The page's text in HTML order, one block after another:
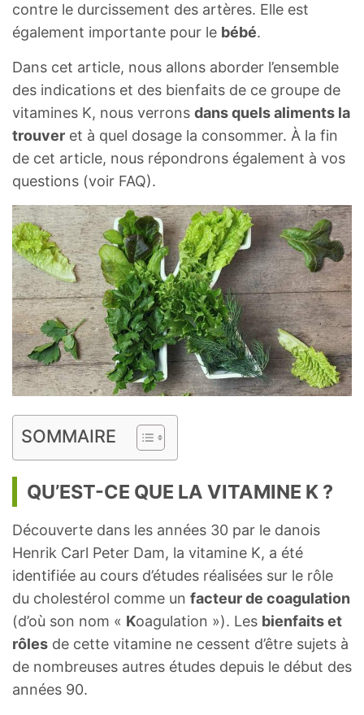
contre le durcissement des artères. Elle est
également importante pour le bébé.
Dans cet article, nous allons aborder l’ensemble
des indications et des bienfaits de ce groupe de
vitamines K, nous verrons dans quels aliments la
trouver et à quel dosage la consommer. À la fin
de cet article, nous répondrons également à vos
questions (voir FAQ).
SOMMAIRE
QU’EST-CE QUE LA VITAMINE K ?
Découverte dans les années 30 par le danois
Henrik Carl Peter Dam, la vitamine K, a été
identifiée au cours d’études réalisées sur le rôle
du cholestérol comme un facteur de coagulation
(d’où son nom « Koagulation »). Les bienfaits et
rôles de cette vitamine ne cessent d’être sujets à
de nombreuses autres études depuis le début des
années 90.